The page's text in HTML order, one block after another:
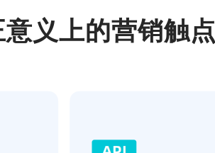
义上的营销触点